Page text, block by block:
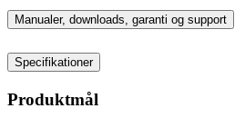
Manualer, downloads, garanti og support
Specifikationer
Produktmål